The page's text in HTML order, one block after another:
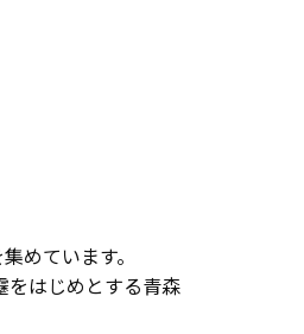
めています。
をはじめとする青森